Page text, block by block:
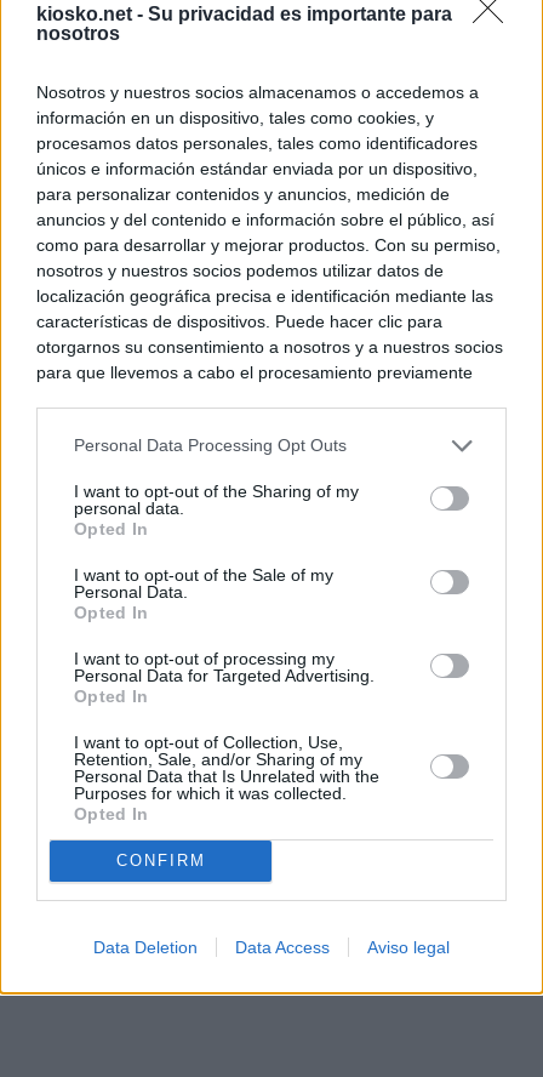
kiosko.net - Su privacidad es importante para
nosotros
Nosotros y nuestros socios almacenamos o accedemos a
información en un dispositivo, tales como cookies, y
procesamos datos personales, tales como identificadores
únicos e información estándar enviada por un dispositivo,
para personalizar contenidos y anuncios, medición de
anuncios y del contenido e información sobre el público, así
como para desarrollar y mejorar productos. Con su permiso,
nosotros y nuestros socios podemos utilizar datos de
localización geográfica precisa e identificación mediante las
características de dispositivos. Puede hacer clic para
otorgarnos su consentimiento a nosotros y a nuestros socios
para que llevemos a cabo el procesamiento previamente
negar su consentimiento. Tenga en cuenta que algún
de su consentimiento, pero usted tiene el derecho de
rechazar tal procesamiento. Sus preferencias se aplicarán
cualquier momento entrando de nuevo en este sitio web o
visitando nuestra política de privacidad.
Personal Data Processing Opt Outs
I want to opt-out of the Sharing of my
personal data.
Opted In
I want to opt-out of the Sale of my
Personal Data.
Opted In
I want to opt-out of processing my
Personal Data for Targeted Advertising.
Opted In
I want to opt-out of Collection, Use,
Retention, Sale, and/or Sharing of my
Personal Data that Is Unrelated with the
Purposes for which it was collected.
Opted In
CONFIRM
Data Deletion Data Access Aviso legal